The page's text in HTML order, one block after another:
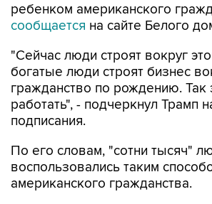
ребенком американского
сообщается на сайте Белого
"Сейчас люди строят вокруг
богатые люди строят бизнес
гражданство по рождению. Так
работать", - подчеркнул Трамп
подписания.
По его словам, "сотни тысяч"
воспользовались таким
американского гражданства.